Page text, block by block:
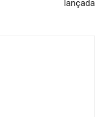
lançada